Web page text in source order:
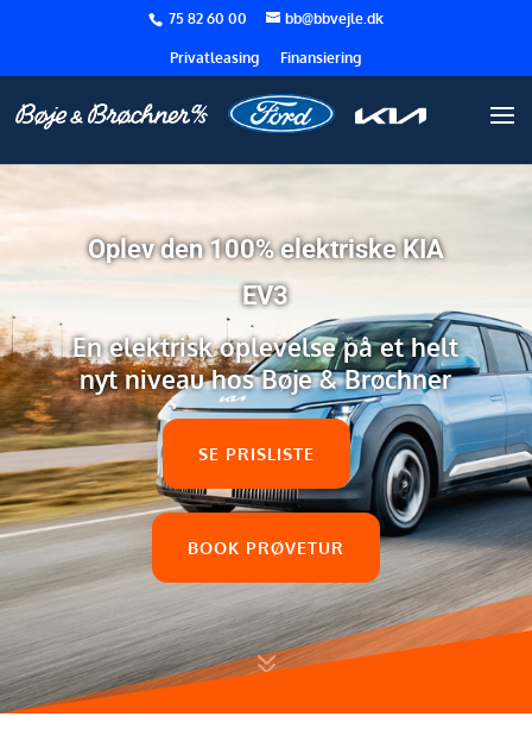
75 82 60 00 bb@bbvejle.dk
Privatleasing Finansiering
Oplev den 100% elektriske KIA
EV3
En elektrisk oplevelse på et helt
nyt niveau hos Bøje & Brøchner
SE PRISLISTE
BOOK PRØVETUR
7